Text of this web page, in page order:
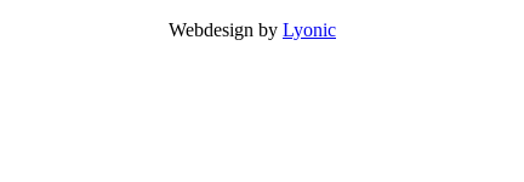
Webdesign by Lyonic